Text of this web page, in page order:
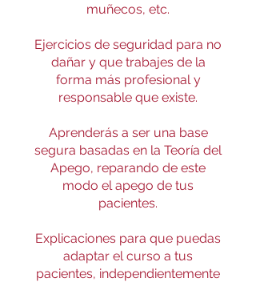
muñecos, etc.
Ejercicios de seguridad para no
dañar y que trabajes de la
forma más profesional y
responsable que existe.
Aprenderás a ser una base
segura basadas en la Teoría del
Apego, reparando de este
modo el apego de tus
pacientes.
Explicaciones para que puedas
adaptar el curso a tus
pacientes, independientemente